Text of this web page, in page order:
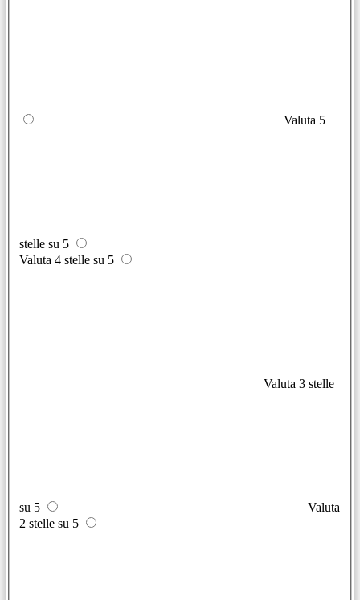
Valuta 5
stelle su 5
Valuta 4 stelle su 5
Valuta 3 stelle
su 5
Valuta
2 stelle su 5